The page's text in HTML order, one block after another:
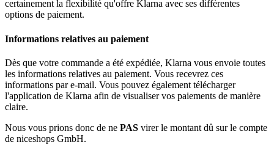
certainement la flexibilité qu'offre Klarna avec ses différentes
options de paiement.
Informations relatives au paiement
Dès que votre commande a été expédiée, Klarna vous envoie toutes
les informations relatives au paiement. Vous recevrez ces
informations par e-mail. Vous pouvez également télécharger
l'application de Klarna afin de visualiser vos paiements de manière
claire.
Nous vous prions donc de ne PAS virer le montant dû sur le compte
de niceshops GmbH.